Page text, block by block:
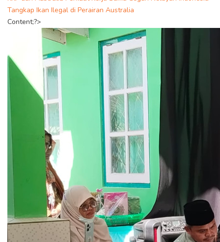
Tangkap Ikan Ilegal di Perairan Australia
Content;?>